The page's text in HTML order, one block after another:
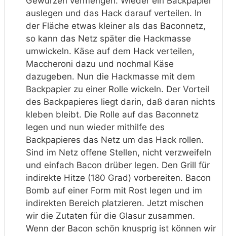
auslegen und das Hack darauf verteilen. In
der Fläche etwas kleiner als das Baconnetz,
so kann das Netz später die Hackmasse
umwickeln. Käse auf dem Hack verteilen,
Maccheroni dazu und nochmal Käse
dazugeben. Nun die Hackmasse mit dem
Backpapier zu einer Rolle wickeln. Der Vorteil
des Backpapieres liegt darin, daß daran nichts
kleben bleibt. Die Rolle auf das Baconnetz
legen und nun wieder mithilfe des
Backpapieres das Netz um das Hack rollen.
Sind im Netz offene Stellen, nicht verzweifeln
und einfach Bacon drüber legen. Den Grill für
indirekte Hitze (180 Grad) vorbereiten. Bacon
Bomb auf einer Form mit Rost legen und im
indirekten Bereich platzieren. Jetzt mischen
wir die Zutaten für die Glasur zusammen.
Wenn der Bacon schön knusprig ist können wir